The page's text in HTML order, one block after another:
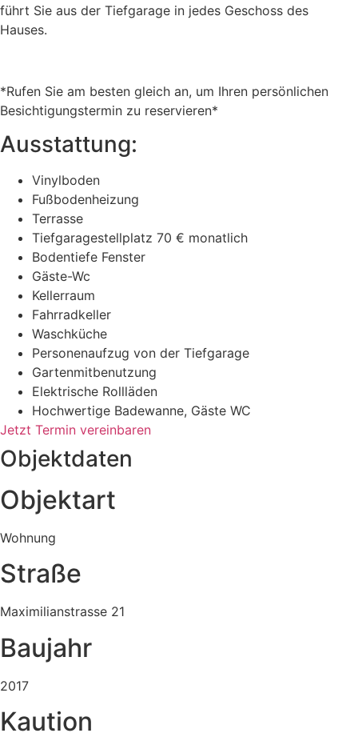
führt Sie aus der Tiefgarage in jedes Geschoss des
Hauses.
*Rufen Sie am besten gleich an, um Ihren persönlichen
Besichtigungstermin zu reservieren*
Ausstattung:
Vinylboden
Fußbodenheizung
Terrasse
Tiefgaragestellplatz 70 € monatlich
Bodentiefe Fenster
Gäste-Wc
Kellerraum
Fahrradkeller
Waschküche
Personenaufzug von der Tiefgarage
Gartenmitbenutzung
Elektrische Rollläden
Hochwertige Badewanne, Gäste WC
Jetzt Termin vereinbaren
Objektdaten
Objektart
Wohnung
Straße
Maximilianstrasse 21
Baujahr
2017
Kaution